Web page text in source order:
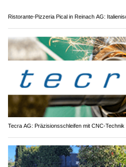
Ristorante-Pizzeria Pical in Reinach AG:
Tecra AG: Präzisionsschleifen mit CNC-